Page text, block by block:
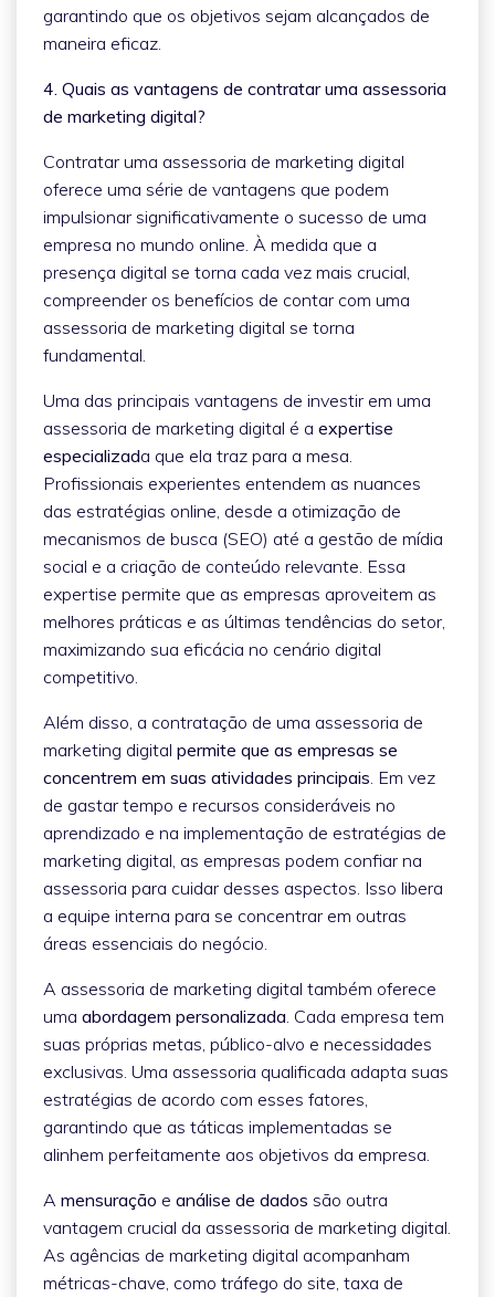
garantindo que os objetivos sejam alcançados de
maneira eficaz.
4. Quais as vantagens de contratar uma assessoria
de marketing digital?
Contratar uma assessoria de marketing digital
oferece uma série de vantagens que podem
impulsionar significativamente o sucesso de uma
empresa no mundo online. À medida que a
presença digital se torna cada vez mais crucial,
compreender os benefícios de contar com uma
assessoria de marketing digital se torna
fundamental.
Uma das principais vantagens de investir em uma
assessoria de marketing digital é a expertise
especializada que ela traz para a mesa.
Profissionais experientes entendem as nuances
das estratégias online, desde a otimização de
mecanismos de busca (SEO) até a gestão de mídia
social e a criação de conteúdo relevante. Essa
expertise permite que as empresas aproveitem as
melhores práticas e as últimas tendências do setor,
maximizando sua eficácia no cenário digital
competitivo.
Além disso, a contratação de uma assessoria de
marketing digital permite que as empresas se
concentrem em suas atividades principais . Em vez
de gastar tempo e recursos consideráveis no
aprendizado e na implementação de estratégias de
marketing digital, as empresas podem confiar na
assessoria para cuidar desses aspectos. Isso libera
a equipe interna para se concentrar em outras
áreas essenciais do negócio.
A assessoria de marketing digital também oferece
uma abordagem personalizada . Cada empresa tem
suas próprias metas, público-alvo e necessidades
exclusivas. Uma assessoria qualificada adapta suas
estratégias de acordo com esses fatores,
garantindo que as táticas implementadas se
alinhem perfeitamente aos objetivos da empresa.
A mensuração e análise de dados são outra
vantagem crucial da assessoria de marketing digital.
As agências de marketing digital acompanham
métricas-chave, como tráfego do site, taxa de